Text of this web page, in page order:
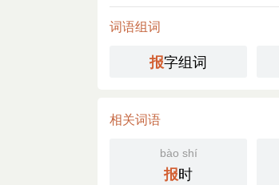
词语组词
报字组词
相关词语
bào shí
报时